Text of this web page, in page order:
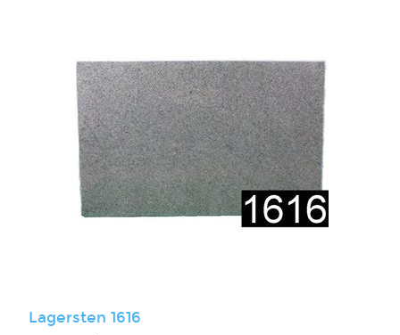
Lagersten 1616